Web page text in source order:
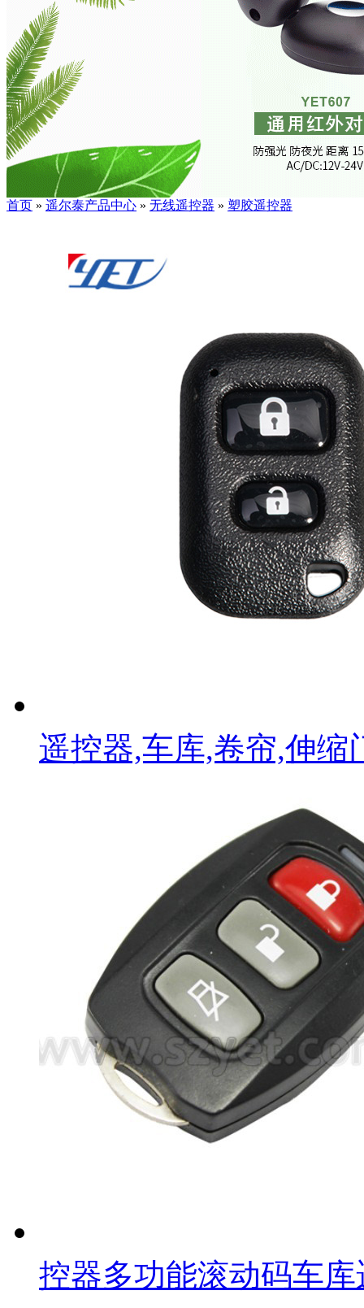
首页 » 遥尔泰产品中心 » 无线遥控器 » 塑胶遥控器
遥控器,车库,卷帘,伸缩
控器多功能滚动码车